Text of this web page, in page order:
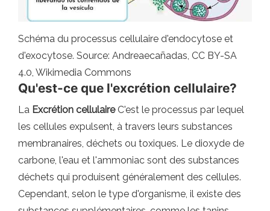
Schéma du processus cellulaire d'endocytose et
d'exocytose. Source: Andreaecañadas, CC BY-SA
4.0, Wikimedia Commons
Qu'est-ce que l'excrétion cellulaire?
La Excrétion cellulaireC'est le processus par lequel
les cellules expulsent, à travers leurs substances
membranaires, déchets ou toxiques. Le dioxyde de
carbone, l'eau et l'ammoniac sont des substances
déchets qui produisent généralement des cellules.
Cependant, selon le type d'organisme, il existe des